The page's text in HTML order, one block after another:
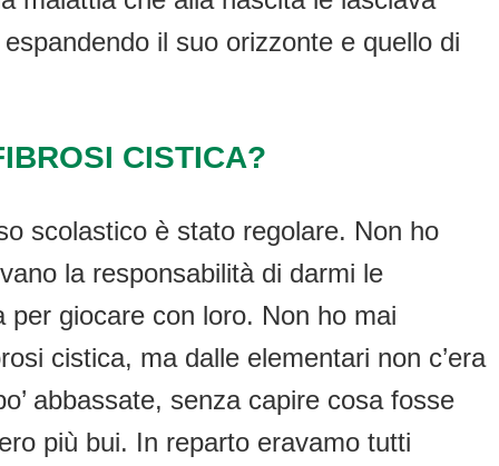
il suo orizzonte e quello di
CISTICA?
scolastico è stato regolare. Non ho
la responsabilità di darmi le
giocare con loro. Non ho mai
cistica, ma dalle elementari non c’era
abbassate, senza capire cosa fosse
più bui. In reparto eravamo tutti